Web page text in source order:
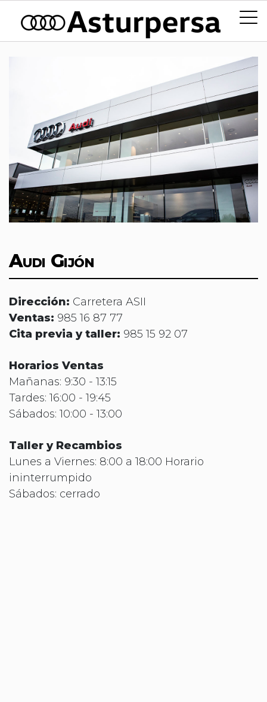
Audi Gijón
Dirección: Carretera ASII
Ventas: 985 16 87 77
Cita previa y taller: 985 15 92 07
Horarios Ventas
Mañanas: 9:30 - 13:15
Tardes: 16:00 - 19:45
Sábados: 10:00 - 13:00
Taller y Recambios
Lunes a Viernes: 8:00 a 18:00 Horario
ininterrumpido
Sábados: cerrado